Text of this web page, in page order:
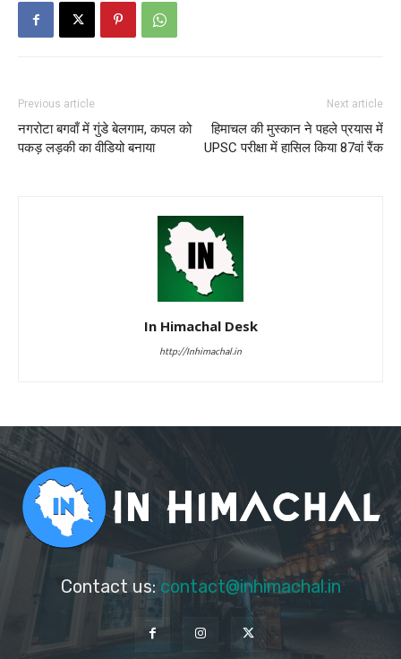
Previous article
नगरोटा बगवाँ में गुंडे बेलगाम, कपल को
पकड़ लड़की का वीडियो बनाया
Next article
हिमाचल की मुस्कान ने पहले प्रयास में
UPSC परीक्षा में हासिल किया 87वां रैंक
In Himachal Desk
http://Inhimachal.in
Contact us: contact@inhimachal.in